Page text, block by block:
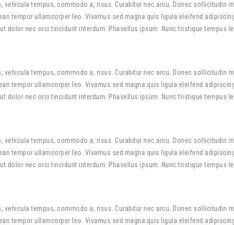
vehicula tempus, commodo a, risus. Curabitur nec arcu. Donec sollicitudin
tempor ullamcorper leo. Vivamus sed magna quis ligula eleifend
dolor nec orci tincidunt interdum. Phasellus ipsum. Nunc tristique tempus
vehicula tempus, commodo a, risus. Curabitur nec arcu. Donec sollicitudin
tempor ullamcorper leo. Vivamus sed magna quis ligula eleifend
dolor nec orci tincidunt interdum. Phasellus ipsum. Nunc tristique tempus
vehicula tempus, commodo a, risus. Curabitur nec arcu. Donec sollicitudin
tempor ullamcorper leo. Vivamus sed magna quis ligula eleifend
dolor nec orci tincidunt interdum. Phasellus ipsum. Nunc tristique tempus
vehicula tempus, commodo a, risus. Curabitur nec arcu. Donec sollicitudin
tempor ullamcorper leo. Vivamus sed magna quis ligula eleifend